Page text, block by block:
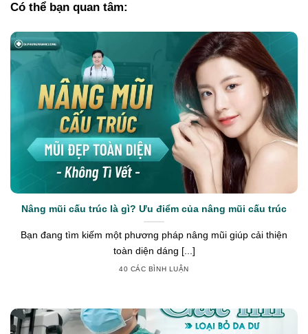
Có thể bạn quan tâm:
Nâng mũi cấu trúc là gì? Ưu điểm của nâng mũi cấu trúc
Bạn đang tìm kiếm một phương pháp nâng mũi giúp cải thiện
toàn diện dáng [...]
40 CÁC BÌNH LUẬN